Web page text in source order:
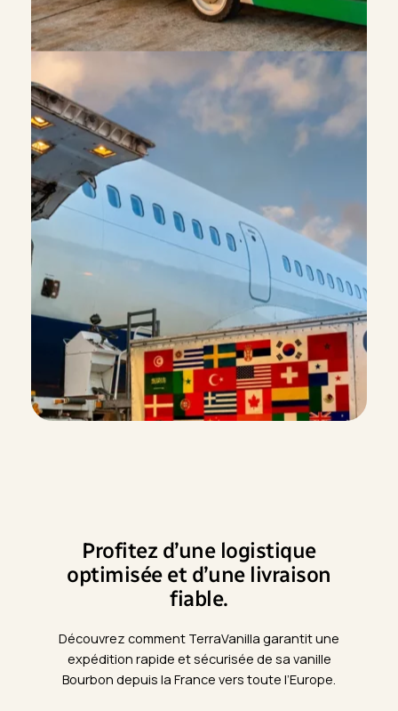
Profitez d’une logistique
optimisée et d’une livraison
fiable.
Découvrez comment TerraVanilla garantit une
expédition rapide et sécurisée de sa vanille
Bourbon depuis la France vers toute l’Europe.